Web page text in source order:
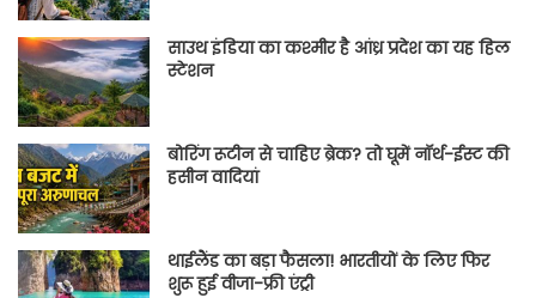
साउथ इंडिया का कश्मीर है आंध्र प्रदेश का यह हिल
स्टेशन
बोरिंग रूटीन से चाहिए ब्रेक? तो घूमें नॉर्थ-ईस्ट की
हसीन वादियां
थाईलैंड का बड़ा फैसला! भारतीयों के लिए फिर
शुरू हुई वीजा-फ्री एंट्री